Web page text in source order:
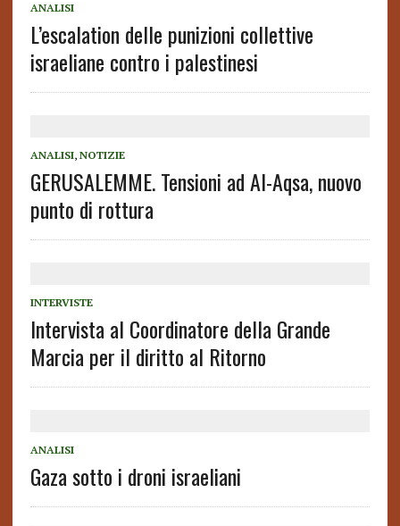
ANALISI
L’escalation delle punizioni collettive
israeliane contro i palestinesi
ANALISI, NOTIZIE
GERUSALEMME. Tensioni ad Al-Aqsa, nuovo
punto di rottura
INTERVISTE
Intervista al Coordinatore della Grande
Marcia per il diritto al Ritorno
ANALISI
Gaza sotto i droni israeliani